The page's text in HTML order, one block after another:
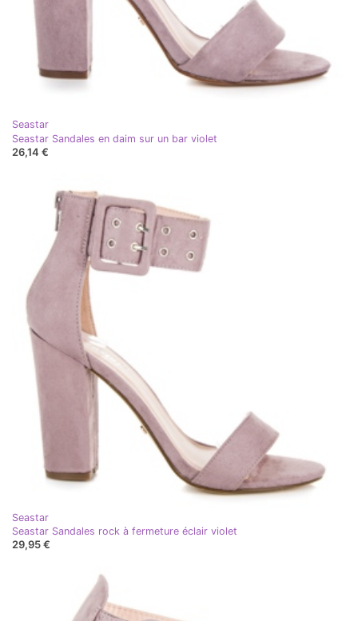
Seastar
Seastar Sandales en daim sur un bar violet
26,14 €
Seastar
Seastar Sandales rock à fermeture éclair violet
29,95 €